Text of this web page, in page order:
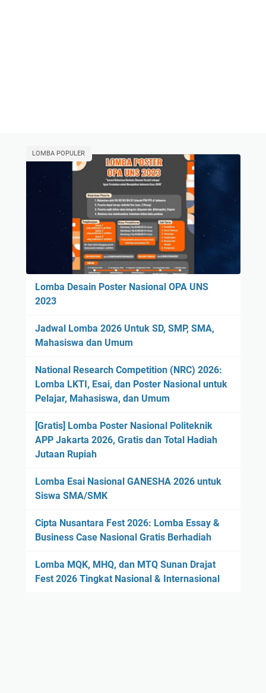
LOMBA POPULER
Lomba Desain Poster Nasional OPA UNS
2023
Jadwal Lomba 2026 Untuk SD, SMP, SMA,
Mahasiswa dan Umum
National Research Competition (NRC) 2026:
Lomba LKTI, Esai, dan Poster Nasional untuk
Pelajar, Mahasiswa, dan Umum
[Gratis] Lomba Poster Nasional Politeknik
APP Jakarta 2026, Gratis dan Total Hadiah
Jutaan Rupiah
Lomba Esai Nasional GANESHA 2026 untuk
Siswa SMA/SMK
Cipta Nusantara Fest 2026: Lomba Essay &
Business Case Nasional Gratis Berhadiah
Lomba MQK, MHQ, dan MTQ Sunan Drajat
Fest 2026 Tingkat Nasional & Internasional